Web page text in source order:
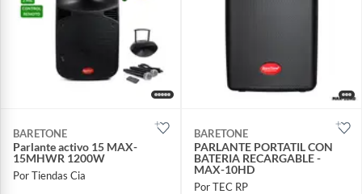
BARETONE
Parlante activo 15 MAX-
15MHWR 1200W
Por Tiendas Cia
BARETONE
PARLANTE PORTATIL CON
BATERIA RECARGABLE -
MAX-10HD
Por TEC RP